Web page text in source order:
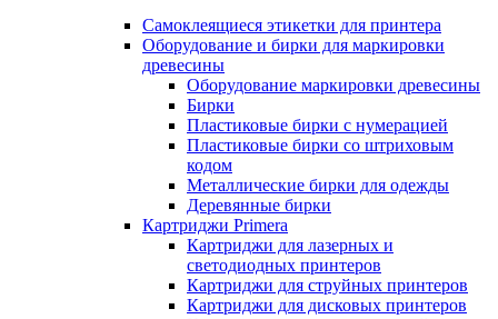
Самоклеящиеся этикетки для принтера
Оборудование и бирки для маркировки
древесины
Оборудование маркировки древесины
Бирки
Пластиковые бирки с нумерацией
Пластиковые бирки со штриховым
кодом
Металлические бирки для одежды
Деревянные бирки
Картриджи Primera
Картриджи для лазерных и
светодиодных принтеров
Картриджи для струйных принтеров
Картриджи для дисковых принтеров